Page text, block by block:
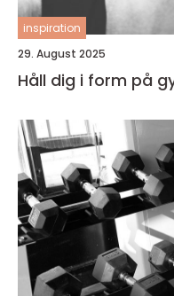
inspiration
29. August 2025
Håll dig i form på